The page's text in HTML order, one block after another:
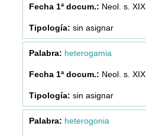
Neol. s. XIX
sin asignar
heterogamia
Neol. s. XIX
sin asignar
heterogonia